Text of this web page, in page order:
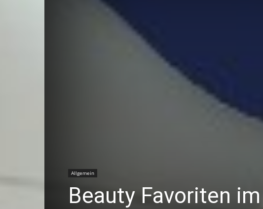
Allgemein
Beauty Favoriten